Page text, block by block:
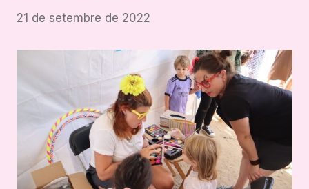
21 de setembre de 2022